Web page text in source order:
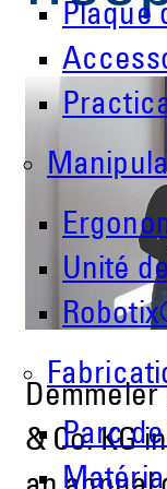
Plaque
Unité
Parc
& Co. KG